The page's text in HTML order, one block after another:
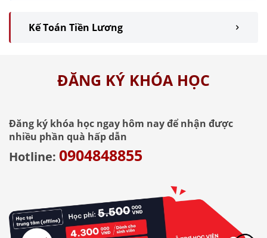
Kế Toán Tiền Lương
ĐĂNG KÝ KHÓA HỌC
Đăng ký khóa học ngay hôm nay để nhận được
nhiều phần quà hấp dẫn
Hotline: 0904848855